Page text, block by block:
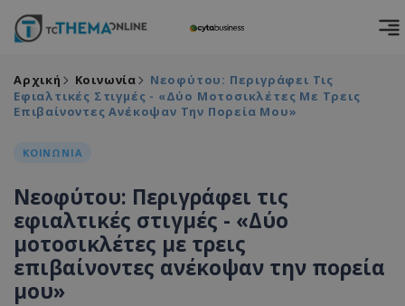
Αρχική Κοινωνία
Νεοφύτου: Περιγράφει Τις
Εφιαλτικές Στιγμές - «Δύο Μοτοσικλέτες Με Τρεις
Επιβαίνοντες Ανέκοψαν Την Πορεία Μου»
ΚΟΙΝΩΝΙΑ
Νεοφύτου: Περιγράφει τις
εφιαλτικές στιγμές - «Δύο
μοτοσικλέτες με τρεις
επιβαίνοντες ανέκοψαν την πορεία
μου»